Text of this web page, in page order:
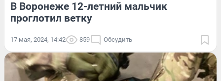
В Воронеже 12-летний мальчик
проглотил ветку
17 мая, 2024, 14:42 859 Обсудить